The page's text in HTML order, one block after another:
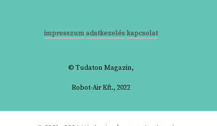
impresszum adatkezeléskapcsolat
© Tudaton Magazin,
Robot-Air Kft., 2022